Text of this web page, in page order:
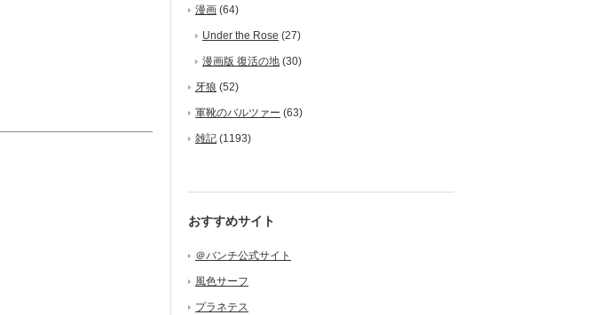
漫画 (64)
Under the Rose (27)
漫画版 復活の地 (30)
牙狼 (52)
軍靴のバルツァー (63)
雑記 (1193)
おすすめサイト
＠バンチ公式サイト
風色サーフ
プラネテス